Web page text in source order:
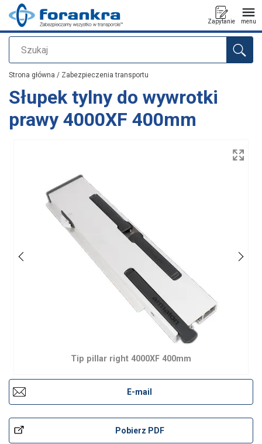
Szukaj
Zapytanie menu
Dodano do zapytania
Strona główna / Zabezpieczenia transportu
Słupek tylny do wywrotki
prawy 4000XF 400mm
Tip pillar right 4000XF 400mm
E-mail
Pobierz PDF